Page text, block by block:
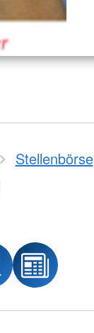
Stellenbörse